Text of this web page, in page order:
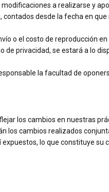
a realizarse y
desde la fecha en
o el costo de reproducción
privacidad, se estará a lo
la facultad de
los cambios en nuestras
cambios realizados
lo que constituye